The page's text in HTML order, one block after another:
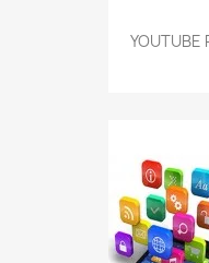
YOUTUBE